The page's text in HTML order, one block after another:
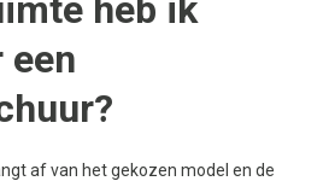
heb ik
een
af van het gekozen model en de